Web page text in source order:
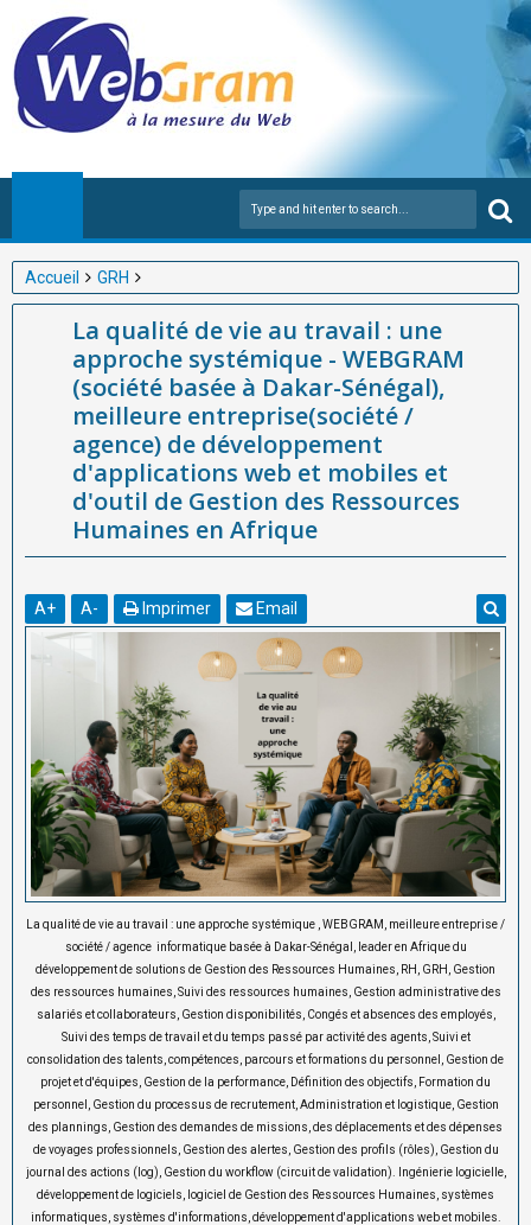
Accueil
GRH
La qualité de vie au travail : une approche systémique -
WEBGRAM (société basée à Dakar-Sénégal), meilleure
entreprise(société / agence) de développement d'applications
web et mobiles et d'outil de Gestion des Ressources
Humaines en Afrique
La qualité de vie au travail : une
approche systémique - WEBGRAM
(société basée à Dakar-Sénégal),
meilleure entreprise(société /
agence) de développement
d'applications web et mobiles et
d'outil de Gestion des Ressources
Humaines en Afrique
A+ A- Imprimer Email
La qualité de vie au travail : une approche systémique , WEBGRAM, meilleure entreprise /
société / agence informatique basée à Dakar-Sénégal, leader en Afrique du
développement de solutions de Gestion des Ressources Humaines, RH, GRH, Gestion
des ressources humaines, Suivi des ressources humaines, Gestion administrative des
salariés et collaborateurs, Gestion disponibilités, Congés et absences des employés,
Suivi des temps de travail et du temps passé par activité des agents, Suivi et
consolidation des talents, compétences, parcours et formations du personnel, Gestion de
projet et d'équipes, Gestion de la performance, Définition des objectifs, Formation du
personnel, Gestion du processus de recrutement, Administration et logistique, Gestion
des plannings, Gestion des demandes de missions, des déplacements et des dépenses
de voyages professionnels, Gestion des alertes, Gestion des profils (rôles), Gestion du
journal des actions (log), Gestion du workflow (circuit de validation). Ingénierie logicielle,
développement de logiciels, logiciel de Gestion des Ressources Humaines, systèmes
informatiques, systèmes d'informations, développement d'applications web et mobiles.